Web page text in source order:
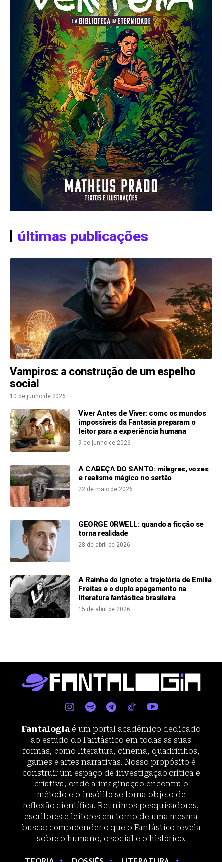
últimas publicações
Vampiros: a construção de um espelho
social
10 de junho de 2026
Viver Antes de Viver: como os mundos
impossíveis da Fantasia preparam o
leitor para a experiência humana
9 de junho de 2026
A CABEÇA DO SANTO: milagres, vozes
e realismo mágico no sertão
22 de maio de 2026
GEORGE ORWELL: quando a ficção se
torna realidade
28 de abril de 2026
A Rainha do Ignoto: a trajetória de Emília
Freitas e o duplo apagamento na
literatura fantástica brasileira
15 de abril de 2026
Fantalogia é um portal acadêmico dedicado
ao estudo do Fantástico em todas as suas
formas, como literatura, cinema, quadrinhos,
games e artes narrativas. Nosso propósito é
construir um espaço de investigação crítica e
criativa, onde a imaginação encontra o
método e o insólito se torna objeto de
reflexão científica. Reunimos pesquisadores,
escritores e leitores em torno de uma mesma
busca: compreender o que o Fantástico revela
sobre o humano, o social e o histórico.